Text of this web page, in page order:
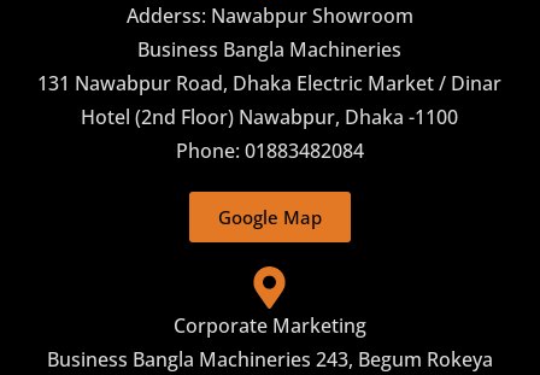
Adderss: Nawabpur Showroom
Business Bangla Machineries
131 Nawabpur Road, Dhaka Electric Market / Dinar
Hotel (2nd Floor) Nawabpur, Dhaka -1100
Phone: 01883482084
Google Map
Corporate Marketing
Business Bangla Machineries 243, Begum Rokeya